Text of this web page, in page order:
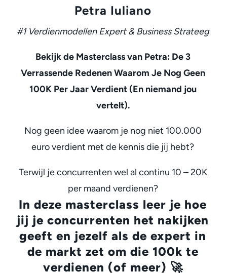
Petra Iuliano
#1 Verdienmodellen Expert & Business Strateeg
Bekijk de Masterclass van Petra: De 3
Verrassende Redenen Waarom Je Nog Geen
100K Per Jaar Verdient (En niemand jou
vertelt).
Nog geen idee waarom je nog niet 100.000
euro verdient met de kennis die jij hebt?
Terwijl je concurrenten wel al continu 10 – 20K
per maand verdienen?
In deze masterclass leer je hoe
jij je concurrenten het nakijken
geeft en jezelf als de expert in
de markt zet om die 100k te
verdienen (of meer) 🚀